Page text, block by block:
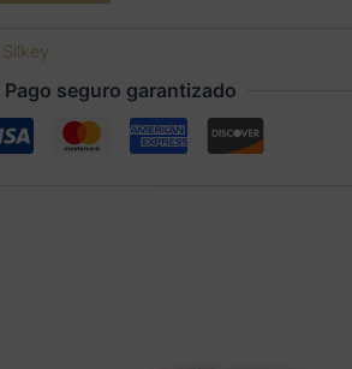
Silkey
Pago seguro garantizado